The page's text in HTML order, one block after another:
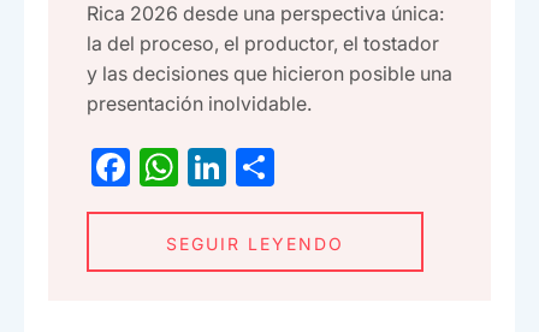
Rica 2026 desde una perspectiva única:
la del proceso, el productor, el tostador
y las decisiones que hicieron posible una
presentación inolvidable.
F
a
e
W
h
at
s
Li
n
ke
dI
o
m
p
SEGUIR LEYENDO